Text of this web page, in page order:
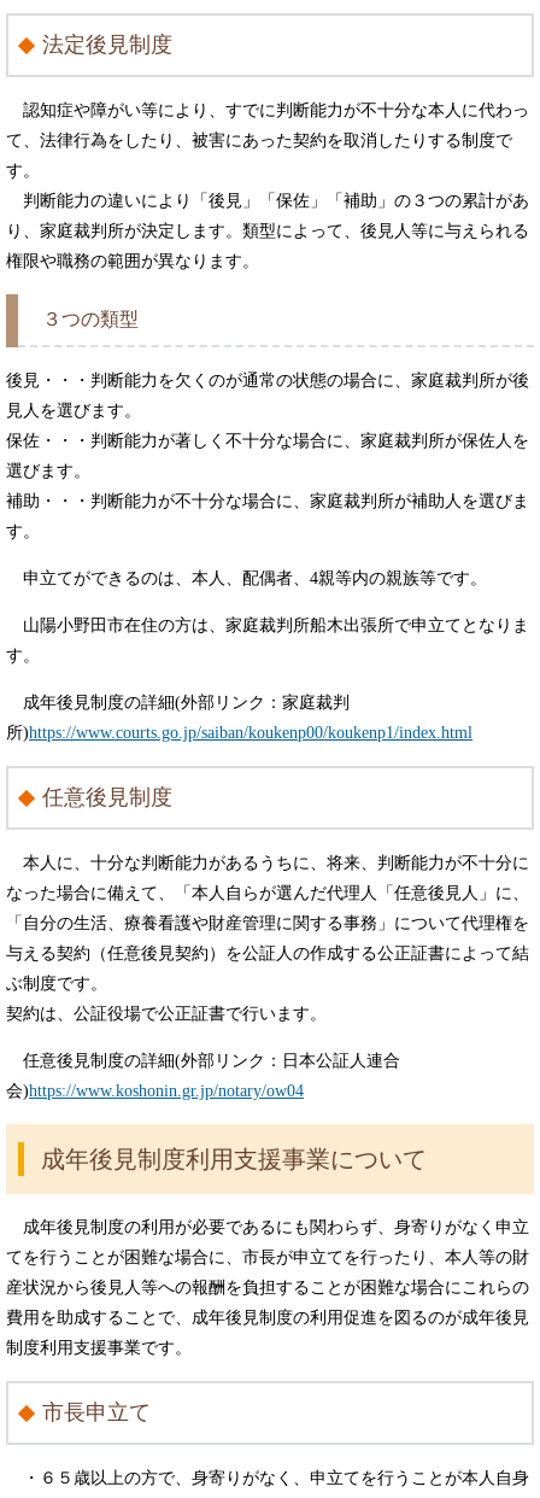
法定後見制度
認知症や障がい等により、すでに判断能力が不十分な本人に代わっ
て、法律行為をしたり、被害にあった契約を取消したりする制度で
す。
判断能力の違いにより「後見」「保佐」「補助」の３つの累計があ
り、家庭裁判所が決定します。類型によって、後見人等に与えられる
権限や職務の範囲が異なります。
３つの類型
後見・・・判断能力を欠くのが通常の状態の場合に、家庭裁判所が後
見人を選びます。
保佐・・・判断能力が著しく不十分な場合に、家庭裁判所が保佐人を
選びます。
補助・・・判断能力が不十分な場合に、家庭裁判所が補助人を選びま
す。
申立てができるのは、本人、配偶者、4親等内の親族等です。
山陽小野田市在住の方は、家庭裁判所船木出張所で申立てとなりま
す。
成年後見制度の詳細(外部リンク：家庭裁判
所)https://www.courts.go.jp/saiban/koukenp00/koukenp1/index.html
任意後見制度
本人に、十分な判断能力があるうちに、将来、判断能力が不十分に
なった場合に備えて、「本人自らが選んだ代理人「任意後見人」に、
「自分の生活、療養看護や財産管理に関する事務」について代理権を
与える契約（任意後見契約）を公証人の作成する公正証書によって結
ぶ制度です。
契約は、公証役場で公正証書で行います。
任意後見制度の詳細(外部リンク：日本公証人連合
会)https://www.koshonin.gr.jp/notary/ow04
成年後見制度利用支援事業について
成年後見制度の利用が必要であるにも関わらず、身寄りがなく申立
てを行うことが困難な場合に、市長が申立てを行ったり、本人等の財
産状況から後見人等への報酬を負担することが困難な場合にこれらの
費用を助成することで、成年後見制度の利用促進を図るのが成年後見
制度利用支援事業です。
市長申立て
・６５歳以上の方で、身寄りがなく、申立てを行うことが本人自身